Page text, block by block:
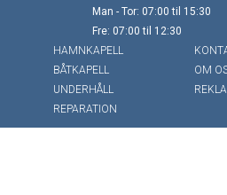
Man - Tor: 07:00 til 15:30
Fre: 07:00 til 12:30
HAMNKAPELL
BÅTKAPELL
UNDERHÅLL
REPARATION
OM